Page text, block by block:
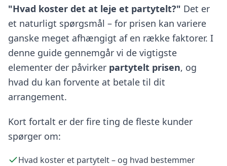
"Hvad koster det at leje et partytelt?" Det er
et naturligt spørgsmål – for prisen kan variere
ganske meget afhængigt af en række faktorer. I
denne guide gennemgår vi de vigtigste
elementer der påvirker partytelt prisen, og
hvad du kan forvente at betale til dit
arrangement.
Kort fortalt er der fire ting de fleste kunder
spørger om:
Hvad koster et partytelt – og hvad bestemmer